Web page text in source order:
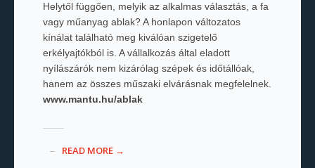
Helytől függően, melyik az alkalmas választás, a fa
vagy műanyag ablak? A honlapon változatos
kínálat található meg kiválóan szigetelő
erkélyajtókból is. A vállalkozás által eladott
nyílászárók nem kizárólag szépek és időtállóak,
hanem az összes műszaki elvárásnak megfelelnek.
www.mantu.hu/ablak
READ MORE →